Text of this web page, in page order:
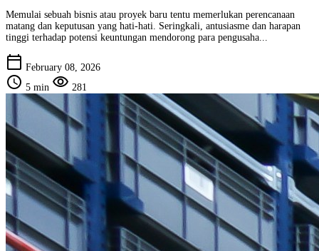
Memulai sebuah bisnis atau proyek baru tentu memerlukan perencanaan
matang dan keputusan yang hati-hati. Seringkali, antusiasme dan harapan
tinggi terhadap potensi keuntungan mendorong para pengusaha...
calendar_today February 08, 2026
schedule 5 min visibility 281